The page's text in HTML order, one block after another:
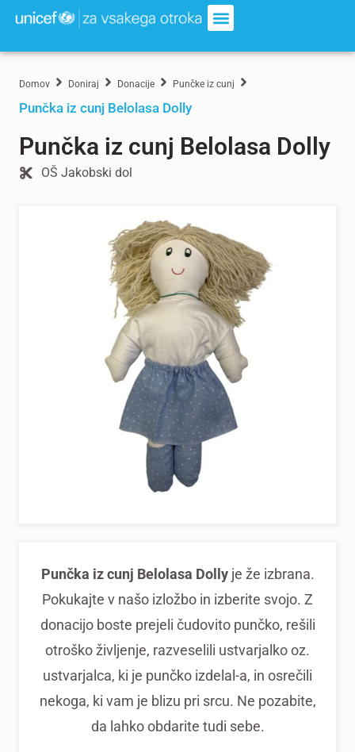
Domov Doniraj Donacije Punčke iz cunj
Punčka iz cunj Belolasa Dolly
Punčka iz cunj Belolasa Dolly
OŠ Jakobski dol
Punčka iz cunj Belolasa Dollyje že izbrana.
Pokukajte v našo izložbo in izberite svojo. Z
donacijo boste prejeli čudovito punčko, rešili
otroško življenje, razveselili ustvarjalko oz.
ustvarjalca, ki je punčko izdelal-a, in osrečili
nekoga, ki vam je blizu pri srcu. Ne pozabite,
da lahko obdarite tudi sebe.